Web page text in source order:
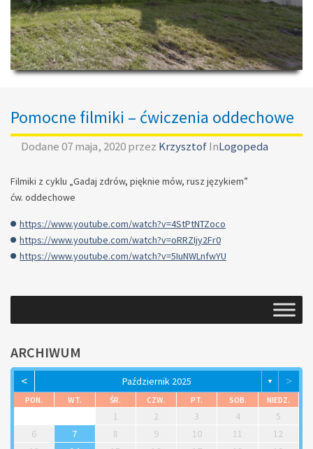
Pomocne filmiki – ćwiczenia oddechowe
Dodane07 maja, 2020przez KrzysztofInLogopeda
Filmiki z cyklu „Gadaj zdrów, pięknie mów, rusz językiem”
ćw. oddechowe
https://www.youtube.com/watch?v=4StPtNTZoco
https://www.youtube.com/watch?v=oRRZIjy2Fr0
https://www.youtube.com/watch?v=5IuNWLnfwYU
ARCHIWUM
< Październik 2025 ▼ >
PON. WT. ŚR. CZW. PT. SOB. NIEDZ.
1 2 3 4
5
6
7 8 9 10 11
12